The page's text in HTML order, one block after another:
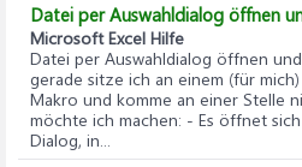
Datei per Auswahldialog öffnen
Microsoft Excel Hilfe
Datei per Auswahldialog öffnen
gerade sitze ich an einem (für
Makro und komme an einer Stelle
möchte ich machen: - Es öffnet
Dialog, in...